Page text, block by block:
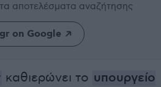
αποτελέσματα αναζήτησης
on Google
καθιερώνει το υπουργείο